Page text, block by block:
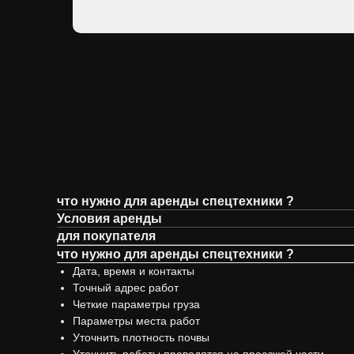
что нужно для аренды спецтехники ?
Условия аренды
для покупателя
что нужно для аренды спецтехники ?
Дата, время и контакты
Точный адрес работ
Четкие параметры груза
Параметры места работ
Уточнить плотность почвы